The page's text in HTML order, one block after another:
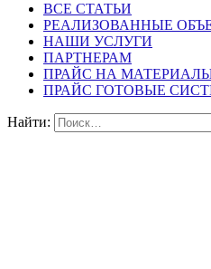
ВСЕ СТАТЬИ
РЕАЛИЗОВАННЫЕ
НАШИ УСЛУГИ
ПАРТНЕРАМ
ПРАЙС НА
ПРАЙС ГОТОВЫЕ
Найти: